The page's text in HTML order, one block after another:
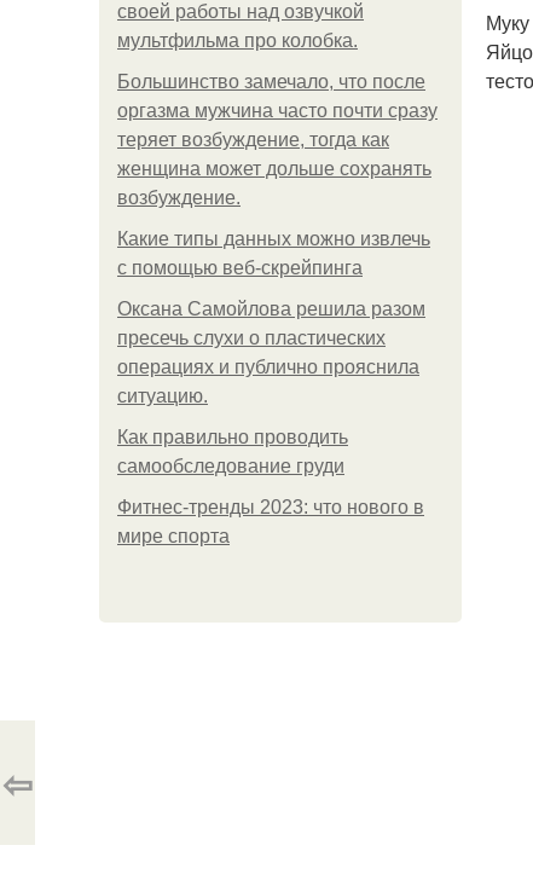
своей работы над озвучкой
мультфильма про колобка.
Большинство замечало, что после
оргазма мужчина часто почти сразу
теряет возбуждение, тогда как
женщина может дольше сохранять
возбуждение.
Какие типы данных можно извлечь
с помощью веб-скрейпинга
Оксана Самойлова решила разом
пресечь слухи о пластических
операциях и публично прояснила
ситуацию.
Как правильно проводить
самообследование груди
Фитнес-тренды 2023: что нового в
мире спорта
⇦